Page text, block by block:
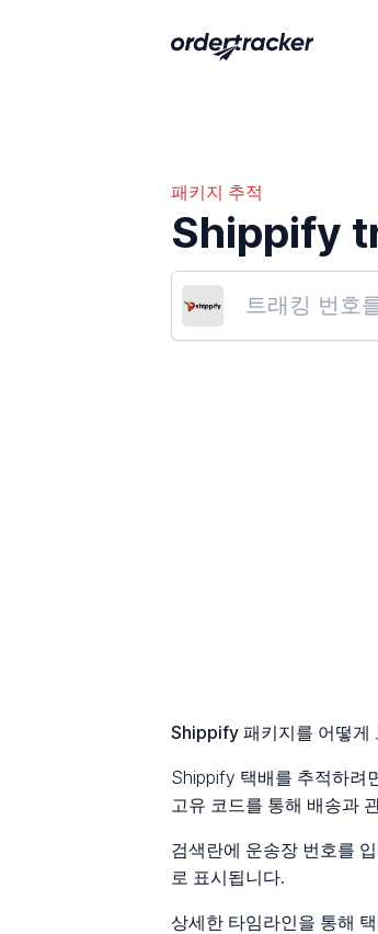
패키지 추적
Shippify
Shippify 패키지를 어떻게
Shippify 택배를 추적하려
고유 코드를 통해 배송과
검색란에 운송장 번호를
로 표시됩니다.
상세한 타임라인을 통해